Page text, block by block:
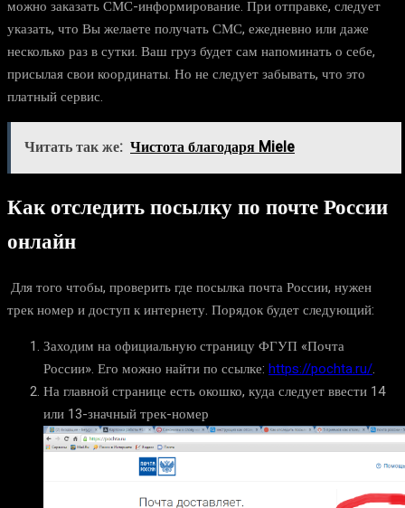
можно заказать СМС-информирование. При отправке, следует
указать, что Вы желаете получать СМС, ежедневно или даже
несколько раз в сутки. Ваш груз будет сам напоминать о себе,
присылая свои координаты. Но не следует забывать, что это
платный сервис.
Читать так же: Чистота благодаря Miele
Как отследить посылку по почте России
онлайн
Для того чтобы, проверить где посылка почта России, нужен
трек номер и доступ к интернету. Порядок будет следующий:
Заходим на официальную страницу ФГУП «Почта
России». Его можно найти по ссылке: https://pochta.ru/.
На главной странице есть окошко, куда следует ввести 14
или 13-значный трек-номер